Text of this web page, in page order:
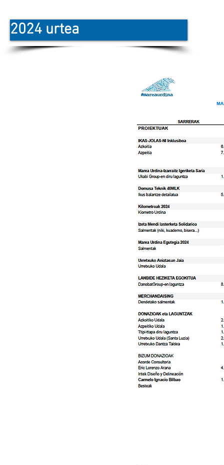
2024 urtea